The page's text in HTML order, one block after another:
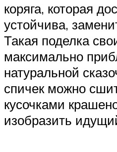
коряга, которая
устойчива,
Такая поделка
максимально
натуральной
спичек можно
кусочками
изобразить